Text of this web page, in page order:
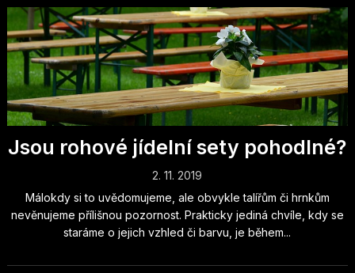
Jsou rohové jídelní sety pohodlné?
2. 11. 2019
Málokdy si to uvědomujeme, ale obvykle talířům či hrnkům
nevěnujeme přílišnou pozornost. Prakticky jediná chvíle, kdy se
staráme o jejich vzhled či barvu, je během...